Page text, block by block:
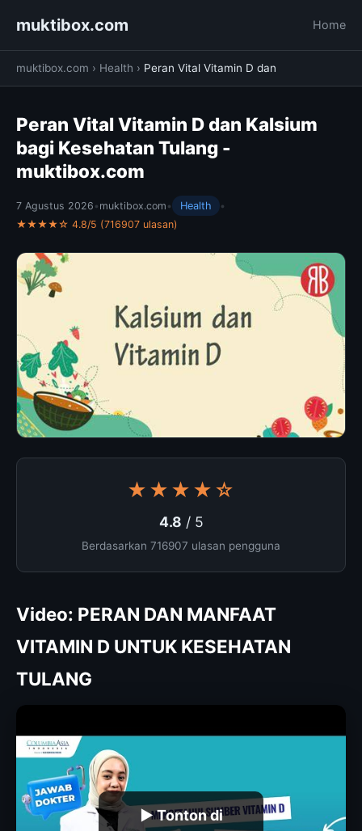
muktibox.com Home
muktibox.com › Health › Peran Vital Vitamin D dan
Peran Vital Vitamin D dan Kalsium
bagi Kesehatan Tulang -
muktibox.com
7 Agustus 2026 • muktibox.com • Health
•
★★★★☆ 4.8/5 (716907 ulasan)
★★★★☆
4.8 / 5
Berdasarkan 716907 ulasan pengguna
Video: PERAN DAN MANFAAT
VITAMIN D UNTUK KESEHATAN
TULANG
▶ Tonton di